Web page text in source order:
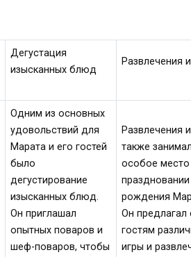
Дегустация
изысканных блюд
Развлечения
Одним из основных
удовольствий для
Марата и его гостей
было
дегустирование
изысканных блюд.
Он приглашал
опытных поваров и
шеф-поваров, чтобы
Развлечения
также
особое
рождения
Он предлагал
гостям
игры и